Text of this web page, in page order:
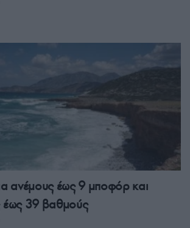
ανέμους έως 9 μποφόρ και
έως 39 βαθμούς